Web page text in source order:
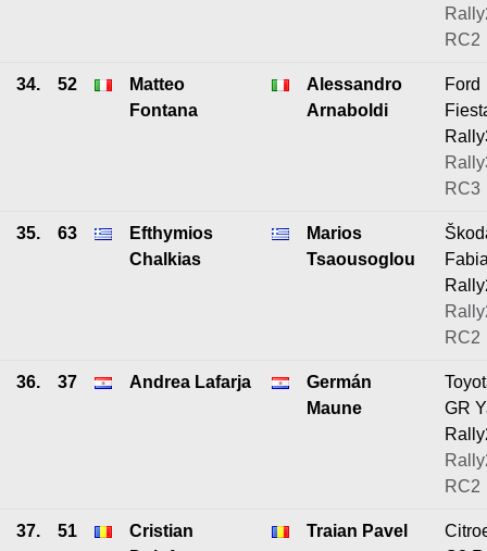
RC2
34. 52
Matteo
Fontana
Alessandro
Arnaboldi
Ford
RC3
35. 63
Efthymios
Chalkias
Marios
Tsaousoglou
RC2
36. 37 Andrea Lafarja
Germán
Maune
GR
RC2
37. 51
Cristian
Traian Pavel